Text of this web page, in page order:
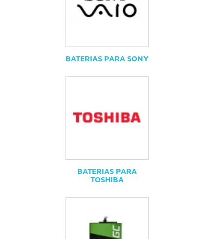
BATERIAS PARA SONY
BATERIAS PARA
TOSHIBA